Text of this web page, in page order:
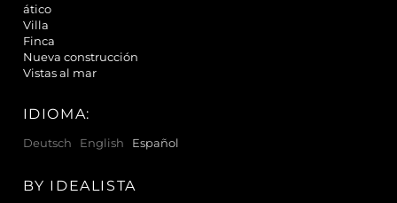
ático
Villa
Finca
Nueva construcción
Vistas al mar
IDIOMA:
Deutsch English Español
BY IDEALISTA